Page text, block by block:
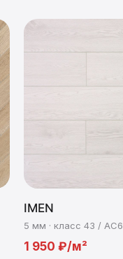
IMEN
5 мм · класс 43 / AC6
1 950 ₽/м²